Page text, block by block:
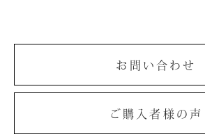
お問い合わせ
ご購入者様の声